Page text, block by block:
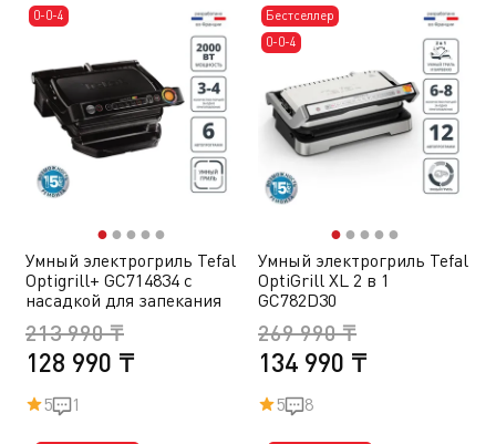
0-0-4
●● ● ● ●
Умный электрогриль Tefal
Optigrill+ GC714834 c
насадкой для запекания
128 990 ₸
213 990 ₸
5 1
Бестселлер
0-0-4
●● ● ● ●
Умный электрогриль Tefal
OptiGrill XL 2 в 1
GC782D30
134 990 ₸
269 990 ₸
5 8